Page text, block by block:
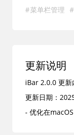
畅运行。iBar
标遮挡痛点而
馈和 macOS
间隙等特性。
化算法适应最
菜单栏管理
更新说明
iBar 2.0.0 更新
更新日期：
- 优化在